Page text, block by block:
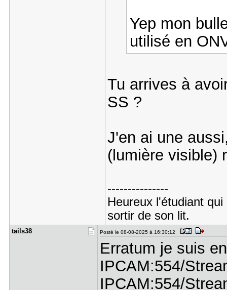
Yep mon
utilisé en
Tu arrives à
SS ?
J'en ai une
(lumière visible)
---------------
Heureux l'étudiant
sortir de son lit.
tails38 Posté le 08-08-2025 à 16:30:12
Erratum je suis
IPCAM:554/
IPCAM:554/